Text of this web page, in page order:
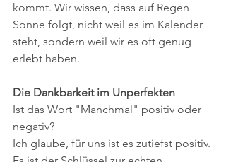
kommt. Wir wissen, dass auf Regen
Sonne folgt, nicht weil es im Kalender
steht, sondern weil wir es oft genug
erlebt haben.
Die Dankbarkeit im Unperfekten
​Ist das Wort "Manchmal" positiv oder
negativ?
Ich glaube, für uns ist es zutiefst positiv.